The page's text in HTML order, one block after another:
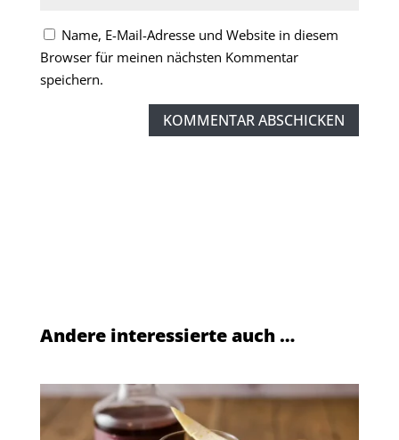
Name, E-Mail-Adresse und Website in diesem
Browser für meinen nächsten Kommentar
speichern.
KOMMENTAR ABSCHICKEN
Andere interessierte auch …